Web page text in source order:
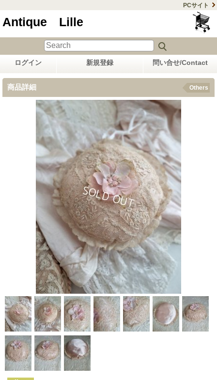
PCサイト
Antique Lille
ログイン 新規登録 問い合せ/Contact
商品詳細 Others